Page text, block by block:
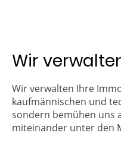
Wir
Wir verwalten Ihre
kaufmännischen und
sondern bemühen uns
miteinander unter den